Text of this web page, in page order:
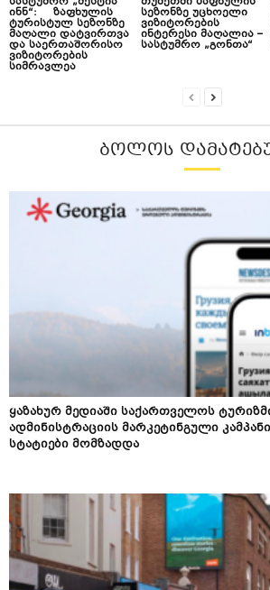
ინნ“: ზაფხულის
ტურისტულ სეზონზე
მაღალი დატვირთვა
და საერთაშორისო
ვიზიტორების
სიმრავლეა
სეზონზე უცხოელი
ვიზიტორების
ინტერესი მაღალია –
სასტუმრო „გონთა“
ᲑᲝᲚᲝᲡ
ყაზახურ მედიაში საქართველოს
ადმინისტრაციის მარკეტინგული
სტატიები მომზადდა